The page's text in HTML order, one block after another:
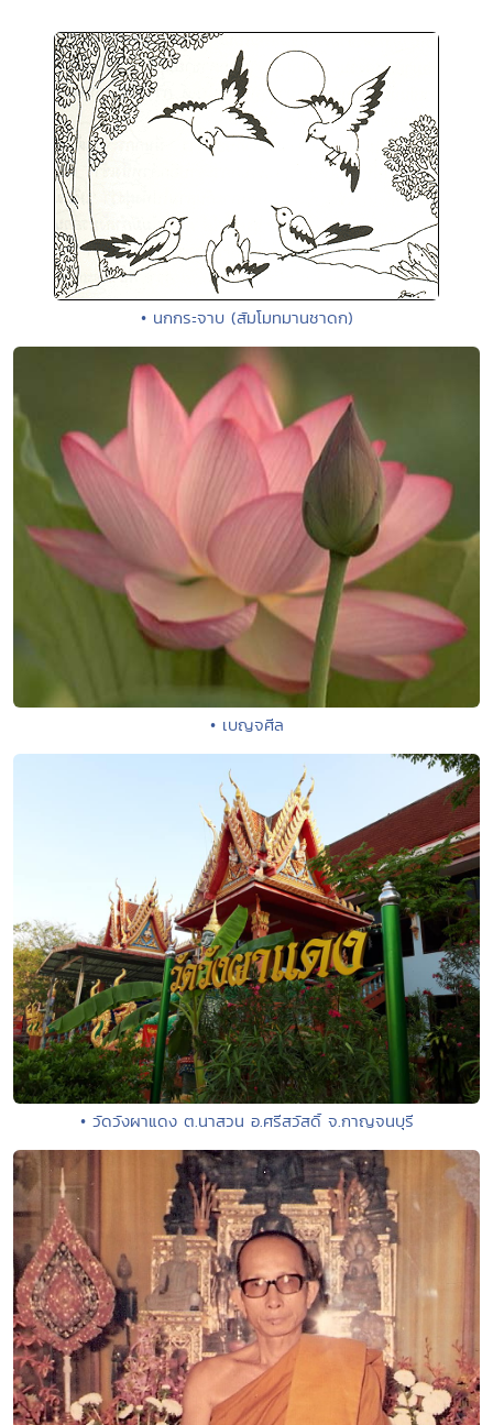
• นกกระจาบ (สัมโมทมานชาดก)
• เบญจศีล
• วัดวังผาแดง ต.นาสวน อ.ศรีสวัสดิ์ จ.กาญจนบุรี